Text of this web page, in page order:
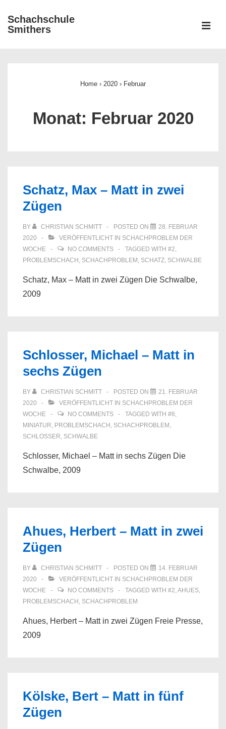
Zum
Inhalt
Schachschule
Smithers
Home › 2020 › Februar
Monat: Februar 2020
Schatz, Max – Matt in zwei
Zügen
BY CHRISTIAN SCHMITT POSTED ON
28. FEBRUAR
2020
VERÖFFENTLICHT IN SCHACHPROBLEM DER
WOCHE
NO COMMENTS TAGGED WITH #2,
PROBLEMSCHACH , SCHACHPROBLEM , SCHATZ, SCHWALBE
Schatz, Max – Matt in zwei Zügen Die Schwalbe,
2009
Schlosser, Michael – Matt in
sechs Zügen
BY CHRISTIAN SCHMITT POSTED ON
21. FEBRUAR
2020
VERÖFFENTLICHT IN SCHACHPROBLEM DER
WOCHE
NO COMMENTS TAGGED WITH #6,
MINIATUR, PROBLEMSCHACH , SCHACHPROBLEM ,
SCHLOSSER, SCHWALBE
Schlosser, Michael – Matt in sechs Zügen Die
Schwalbe, 2009
Ahues, Herbert – Matt in zwei
Zügen
BY CHRISTIAN SCHMITT POSTED ON
14. FEBRUAR
2020
VERÖFFENTLICHT IN SCHACHPROBLEM DER
WOCHE
NO COMMENTS TAGGED WITH #2,AHUES,
PROBLEMSCHACH , SCHACHPROBLEM
Ahues, Herbert – Matt in zwei Zügen Freie Presse,
2009
Kölske, Bert – Matt in fünf
Zügen